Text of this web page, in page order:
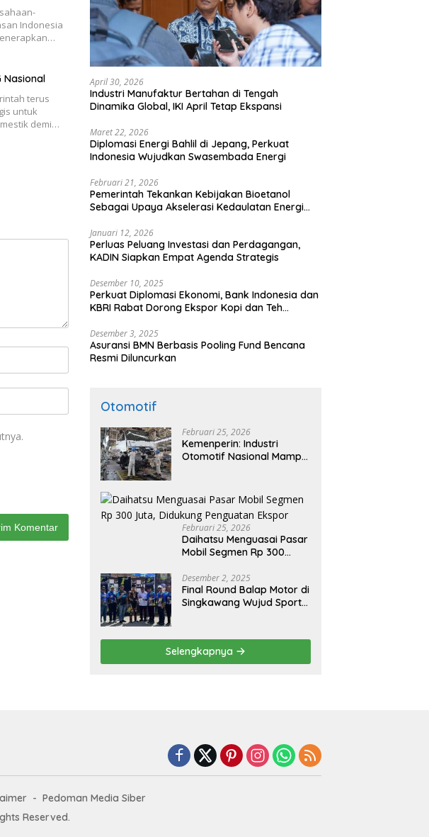
Indonesia
Nasional
terus
untuk
demi…
April 30, 2026
Industri Manufaktur Bertahan di Tengah
Dinamika Global, IKI April Tetap Ekspansi
Maret 22, 2026
Diplomasi Energi Bahlil di Jepang, Perkuat
Indonesia Wujudkan Swasembada Energi
Februari 21, 2026
Pemerintah Tekankan Kebijakan Bioetanol
Sebagai Upaya Akselerasi Kedaulatan Energi
Januari 12, 2026
Perluas Peluang Investasi dan Perdagangan,
KADIN Siapkan Empat Agenda Strategis
Desember 10, 2025
Perkuat Diplomasi Ekonomi, Bank Indonesia dan
KBRI Rabat Dorong Ekspor Kopi dan Teh
Desember 3, 2025
Asuransi BMN Berbasis Pooling Fund Bencana
Resmi Diluncurkan
Otomotif
Februari 25, 2026
Kemenperin: Industri
Otomotif Nasional Mampu
Februari 25, 2026
Daihatsu Menguasai Pasar
Mobil Segmen Rp 300
Ekspor
Desember 2, 2025
Final Round Balap Motor di
Singkawang Wujud Sports
Selengkapnya
Pedoman Media Siber
Reserved.